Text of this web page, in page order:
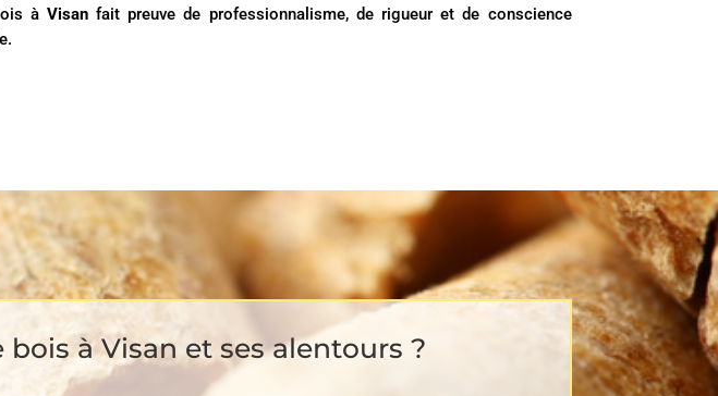
à Visanfait preuve de professionnalisme, de rigueur et de conscience
à Visan et ses alentours ?